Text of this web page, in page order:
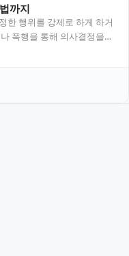
까지
한 행위를 강제로 하게 하거
폭행을 통해 의사결정을
한…